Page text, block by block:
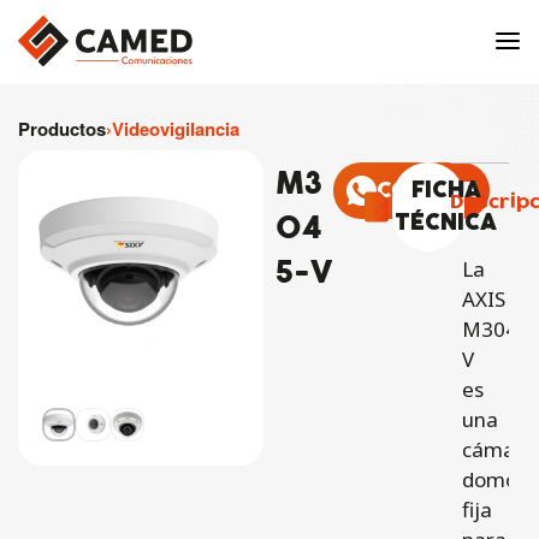
Productos›Videovigilancia
M3
04
5-V
COTIZAR
FICHA
TÉCNICA
La
AXIS
M3045-
V
es
una
cámara
domo
fija